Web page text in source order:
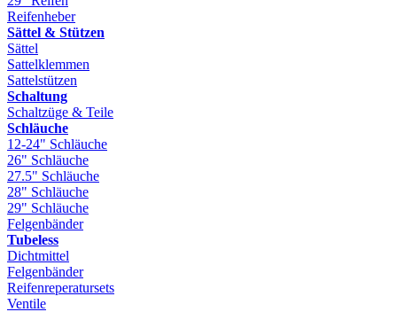
Reifenheber
Sättel & Stützen
Sättel
Sattelklemmen
Sattelstützen
Schaltung
Schaltzüge & Teile
Schläuche
12-24" Schläuche
26" Schläuche
27.5" Schläuche
28" Schläuche
29" Schläuche
Felgenbänder
Tubeless
Dichtmittel
Felgenbänder
Reifenreperatursets
Ventile